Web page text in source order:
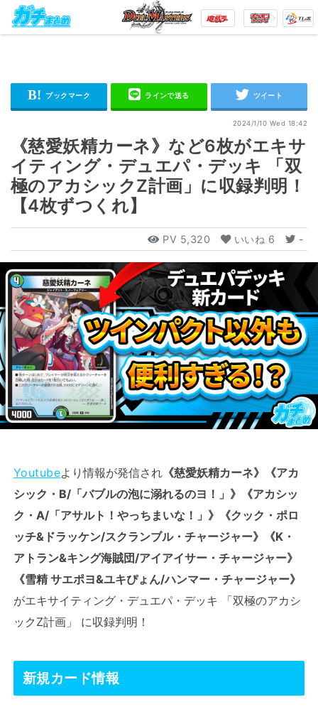
2024/1/10 Wed 18:42
《慈愛妖精カーネ》など6枚がエキサ
イティング・デュエパ・デッキ 「双
極のアカシックZ計画」に収録判明！
【4枚ずつくれ】
PV 5,320 いいね 6 -
Youtubeより情報が発信され 《慈愛妖精カーネ》《アカ
シック・B/「バブルの泡に溺れるのヨ！」》《アカシッ
ク・A/「アサルト！やっちまいな！」》《クック・ポロ
ッチ&ドラッケン/スクランブル・チャージャー》《K・
アトラン&キング海賊団/アイアイサー・チャージャー》
《雪精 サエポヨ&ユキぴょん/ハンマー・チャージャー》
がエキサイティング・デュエパ・デッキ 「双極のアカシ
ックZ計画」 に収録判明！
新規カード情報